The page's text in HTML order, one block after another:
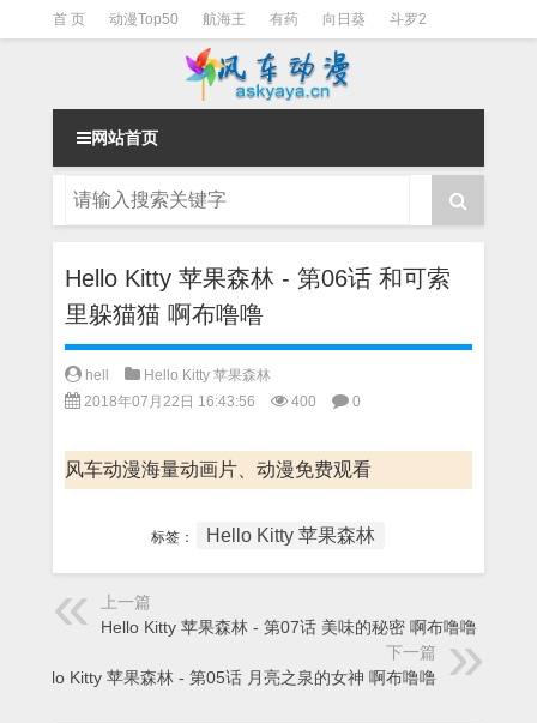
首 页 动漫Top50 航海王 有药 向日葵 斗罗2
一拳超人 柯南 阴阳师
网站首页
Hello Kitty 苹果森林 - 第06话 和可索
里躲猫猫 啊布噜噜
hell
Hello Kitty 苹果森林
2018年07月22日 16:43:56
400 0
风车动漫海量动画片、动漫免费观看
标签： Hello Kitty 苹果森林
上一篇
Hello Kitty 苹果森林 - 第07话 美味的秘密 啊布噜噜
下一篇
Hello Kitty 苹果森林 - 第05话 月亮之泉的女神 啊布噜噜